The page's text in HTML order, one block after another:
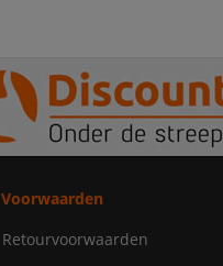
Voorwaarden
Retourvoorwaarden